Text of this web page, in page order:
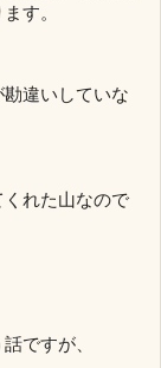
す。
違いしていな
れた山なので
ですが、